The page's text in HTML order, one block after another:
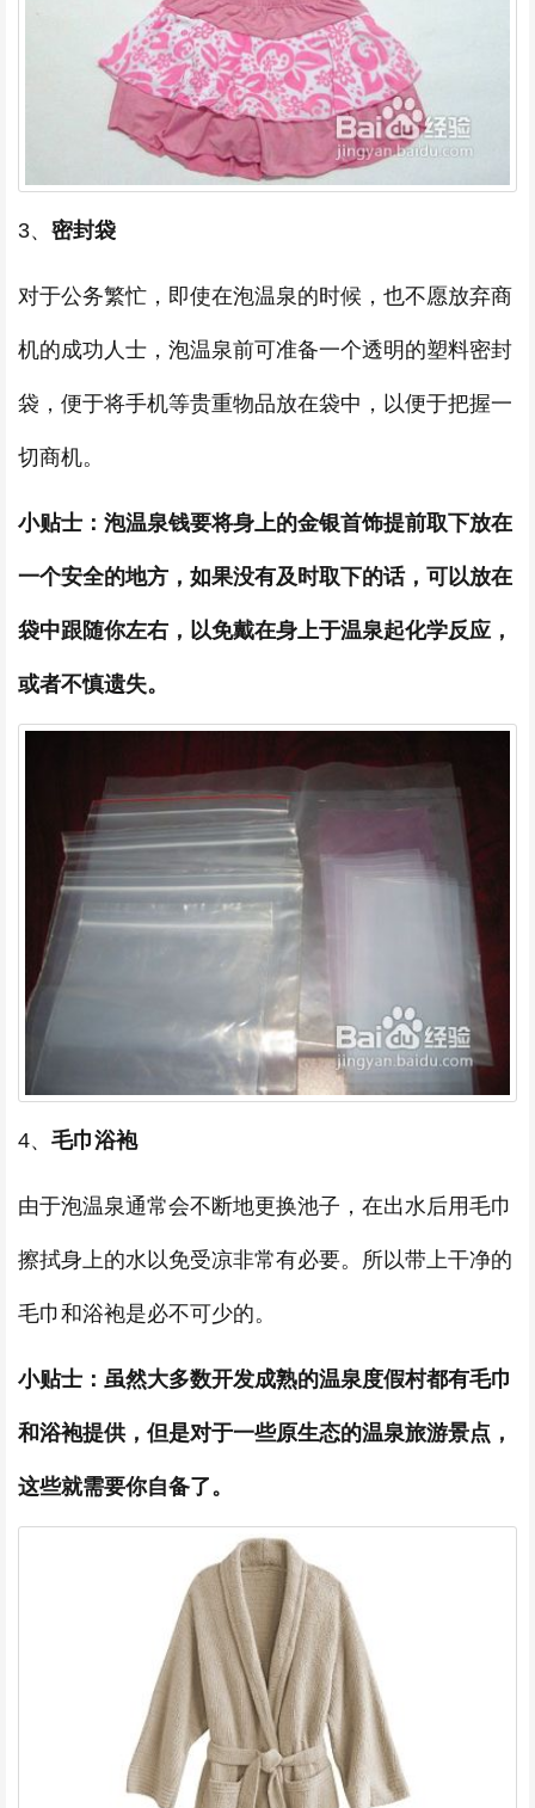
3、 密封袋
对于公务繁忙，即使在泡温泉的时候，也不愿放弃商
机的成功人士，泡温泉前可准备一个透明的塑料密封
袋，便于将手机等贵重物品放在袋中，以便于把握一
切商机。
小贴士：泡温泉钱要将身上的金银首饰提前取下放在
一个安全的地方，如果没有及时取下的话，可以放在
袋中跟随你左右，以免戴在身上于温泉起化学反应，
或者不慎遗失。
4、 毛巾浴袍
由于泡温泉通常会不断地更换池子，在出水后用毛巾
擦拭身上的水以免受凉非常有必要。所以带上干净的
毛巾和浴袍是必不可少的。
小贴士：虽然大多数开发成熟的温泉度假村都有毛巾
和浴袍提供，但是对于一些原生态的温泉旅游景点，
这些就需要你自备了。